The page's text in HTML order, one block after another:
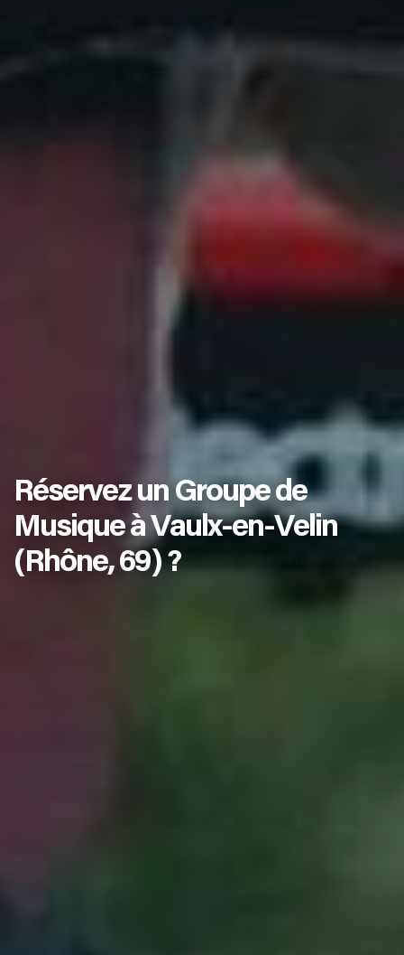
Réservez un Groupe de
Musique à Vaulx-en-Velin
(Rhône, 69) ?